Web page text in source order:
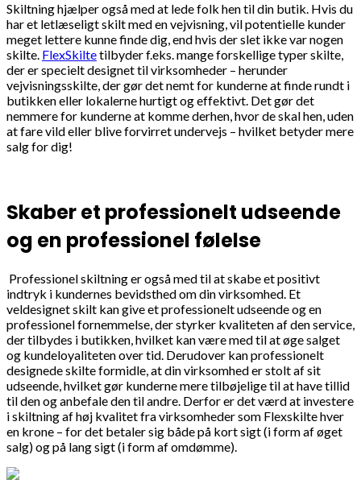
Skiltning hjælper også med at lede folk hen til din butik. Hvis du
har et letlæseligt skilt med en vejvisning, vil potentielle kunder
meget lettere kunne finde dig, end hvis der slet ikke var nogen
skilte. FlexSkiltetilbyder f.eks. mange forskellige typer skilte,
der er specielt designet til virksomheder – herunder
vejvisningsskilte, der gør det nemt for kunderne at finde rundt i
butikken eller lokalerne hurtigt og effektivt. Det gør det
nemmere for kunderne at komme derhen, hvor de skal hen, uden
at fare vild eller blive forvirret undervejs – hvilket betyder mere
salg for dig!
Skaber et professionelt udseende
og en professionel følelse
Professionel skiltning er også med til at skabe et positivt
indtryk i kundernes bevidsthed om din virksomhed. Et
veldesignet skilt kan give et professionelt udseende og en
professionel fornemmelse, der styrker kvaliteten af den service,
der tilbydes i butikken, hvilket kan være med til at øge salget
og kundeloyaliteten over tid. Derudover kan professionelt
designede skilte formidle, at din virksomhed er stolt af sit
udseende, hvilket gør kunderne mere tilbøjelige til at have tillid
til den og anbefale den til andre. Derfor er det værd at investere
i skiltning af høj kvalitet fra virksomheder som Flexskilte hver
en krone – for det betaler sig både på kort sigt (i form af øget
salg) og på lang sigt (i form af omdømme).